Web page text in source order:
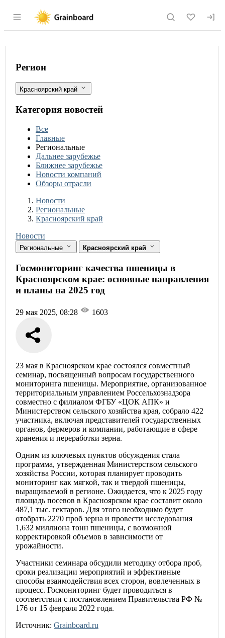
Раздел навигации по сайту
Госмониторинг качества пшеницы в
Фильтры
Регион
Красноярский край
Категория новостей
Все
Главные
Региональные
Дальнее зарубежье
Ближнее зарубежье
Новости компаний
Обзоры отрасли
Новости
Разделы
Новости
Региональные
Красноярский край
Новости
Региональные Красноярский край
Госмониторинг качества пшеницы в
Красноярском крае: основные направления
и планы на 2025 год
29 мая 2025, 08:28 1603
23 мая в Красноярском крае состоялся совместный
семинар, посвященный вопросам государственного
мониторинга пшеницы. Мероприятие, организованное
территориальным управлением Россельхознадзора
совместно с филиалом ФГБУ «ЦОК АПК» и
Министерством сельского хозяйства края, собрало 422
участника, включая представителей государственных
органов, фермеров и компании, работающие в сфере
хранения и переработки зерна.
Одним из ключевых пунктов обсуждения стала
программа, утвержденная Министерством сельского
хозяйства России, которая планирует проводить
мониторинг как мягкой, так и твердой пшеницы,
выращиваемой в регионе. Ожидается, что к 2025 году
площадь посевов в Красноярском крае составит около
487,1 тыс. гектаров. Для этого необходимо будет
отобрать 2270 проб зерна и провести исследования
1,632 миллиона тонн пшеницы, с возможной
корректировкой объемов в зависимости от
урожайности.
Участники семинара обсудили методику отбора проб,
сроки реализации мероприятий и эффективные
способы взаимодействия всех сторон, вовлеченных в
процесс. Госмониторинг будет проводиться в
соответствии с постановлением Правительства РФ №
176 от 15 февраля 2022 года.
Источник: Grainboard.ru